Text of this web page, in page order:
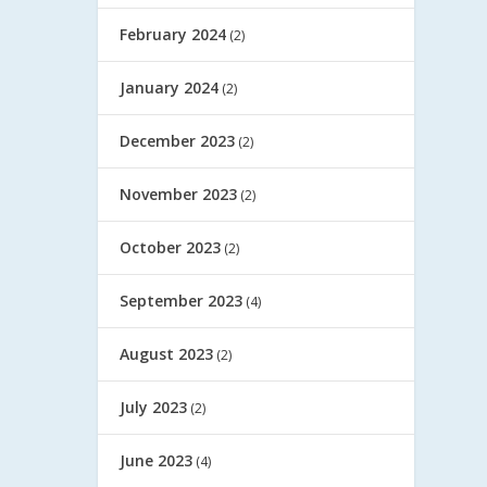
February 2024 (2)
January 2024 (2)
December 2023 (2)
November 2023 (2)
October 2023 (2)
September 2023 (4)
August 2023 (2)
July 2023 (2)
June 2023 (4)